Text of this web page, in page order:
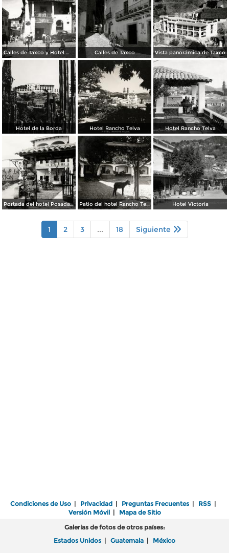
Calles de Taxco y Hotel Meléndez (izq.) Calles de Taxco Vista panorámica de Taxco
Hotel de la Borda Hotel Rancho Telva Hotel Rancho Telva
Portada del hotel Posada de la Misión Patio del hotel Rancho Telva Hotel Victoria
1 2 3 ... 18 Siguiente
Condiciones de Uso | Privacidad | Preguntas Frecuentes | RSS |
Versión Móvil| Mapa de Sitio
Galerías de fotos de otros países:
Estados Unidos | Guatemala | México